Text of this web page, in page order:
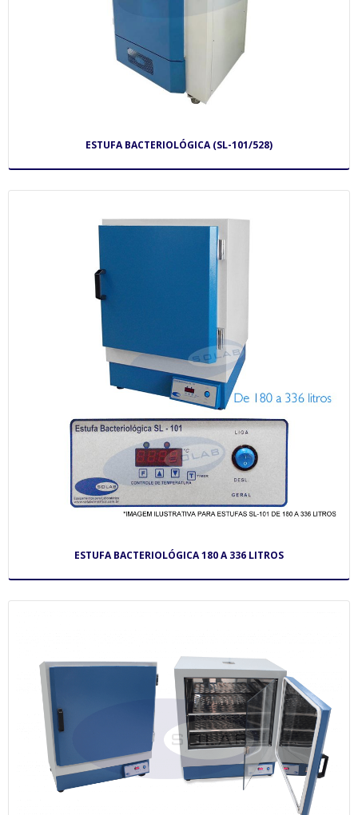
ESTUFA BACTERIOLÓGICA (SL-101/528)
ESTUFA BACTERIOLÓGICA 180 A 336 LITROS